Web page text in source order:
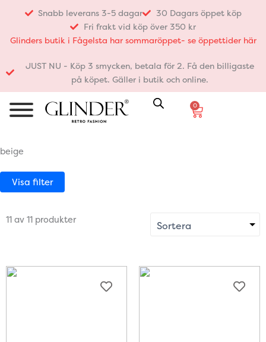
innehåll
Snabb leverans 3-5 dagar
30 Dagars öppet köp
Fri frakt vid köp över 350 kr
Glinders butik i Fågelsta har sommaröppet- se öppettider här
JUST NU - Köp 3 smycken, betala för 2. Få den billigaste
på köpet. Gäller i butik och online.
0
Varukorg
beige
Visa filter
11 av 11 produkter